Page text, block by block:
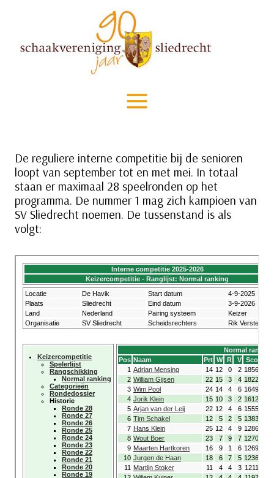
De reguliere interne competitie bij de senioren
loopt van september tot en met mei. In totaal
staan er maximaal 28 speelronden op het
programma. De nummer 1 mag zich kampioen van
SV Sliedrecht noemen. De tussenstand is als
volgt: